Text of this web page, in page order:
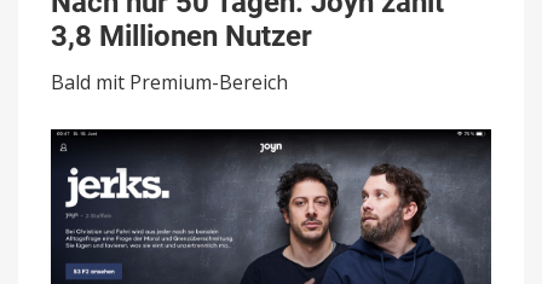
50
Tagen:
zählt
Millionen
Nutzer
3,8 Millionen Nutzer
Bald mit Premium-Bereich